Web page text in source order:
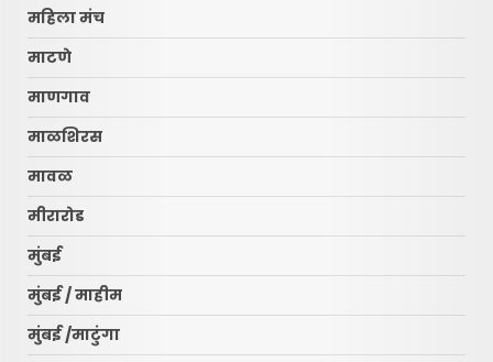
महिला मंच
माटणे
माणगाव
माळशिरस
मावळ
मीरारोड
मुंबई
मुंबई / माहीम
मुंबई /माटुंगा